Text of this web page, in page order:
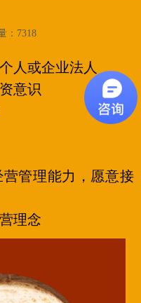
：7318
个人或企业法人
意识
管理能力，愿意接
理念